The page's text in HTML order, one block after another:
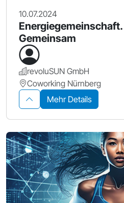
10.07.2024
Gemeinsam
revoluSUN GmbH
Coworking Nürnberg
Mehr Details